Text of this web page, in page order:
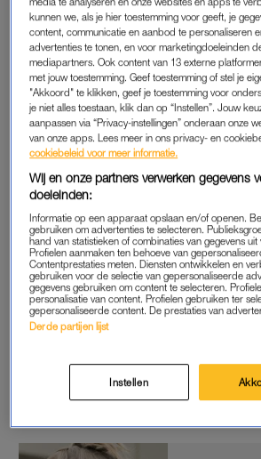
Wel woonde ik nog in hetzelfde huis,
wachten tot ik een nieuw huis in kon. De
mijn ex-man keek me zowat weg. Ik kon
vertrok, waarna zij meteen bij mijn ex
begon het.”
COMMENTAAR
“Al snel kreeg ik via de kinderen te horen
brie’ noemde. Ook vertelde ze aan hen
moeder’ was. Ik liet het maar gebeuren,
aan te gaan. Mijn kinderen – toen elf en
vonden het verschrikkelijk. M’n zoontje is
heeft er nooit wat over gezegd, maar mijn
weleens een opmerking. Ondanks dat
niets aan en heeft hij nooit ingegrepen.
kunnen we, als je hier toestemming voor geeft, je
content, communicatie en aanbod te personaliseren
advertenties te tonen, en voor marketingdoeleinden
mediapartners. Ook content van 13 externe
met jouw toestemming. Geef toestemming of stel je
"Akkoord" te klikken, geef je toestemming voor
je niet alles toestaan, klik dan op “Instellen”. Jouw
aanpassen via “Privacy-instellingen” onderaan onze
van onze apps. Lees meer in ons privacy- en
cookiebeleid voor meer informatie.
Wij en onze partners verwerken gegevens
doeleinden:
Informatie op een apparaat opslaan en/of openen.
gebruiken om advertenties te selecteren.
hand van statistieken of combinaties van gegevens
Profielen aanmaken ten behoeve van
Contentprestaties meten. Diensten ontwikkelen en
gebruiken voor de selectie van gepersonaliseerde
gegevens gebruiken om content te selecteren.
personalisatie van content. Profielen gebruiken ter
gepersonaliseerde content. De prestaties van
Derde partijen lijst
Instellen